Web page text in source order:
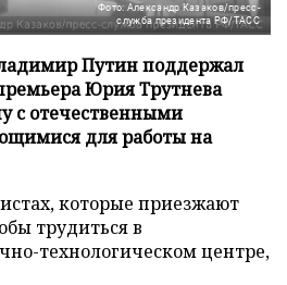
Фото: Александр Казаков/пресс-
служба президента РФ/ТАСС
Путин поддержал
Юрия Трутнева
с отечественными
для работы на
которые приезжают
трудиться в
технологическом центре,